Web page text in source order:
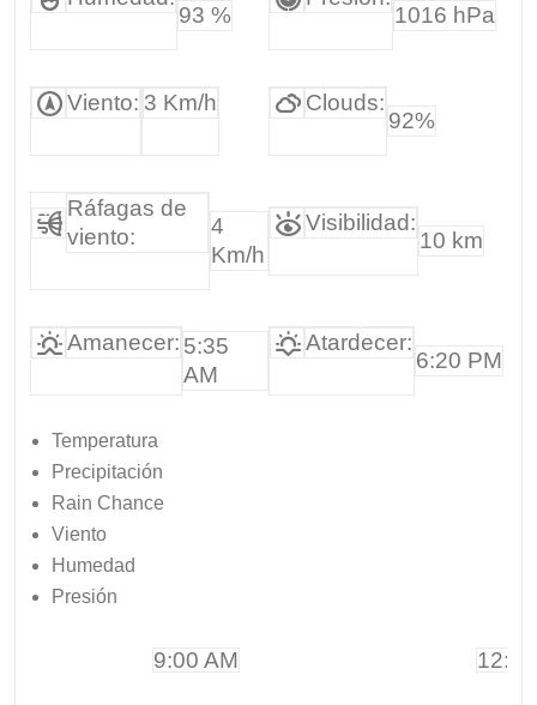
93 % 1016 hPa
Viento: 3 Km/h Clouds:
92%
Ráfagas de
viento:
4
Km/h
Visibilidad:
10 km
Amanecer: 5:35
AM
Atardecer:
6:20 PM
Temperatura
Precipitación
Rain Chance
Viento
Humedad
Presión
9:00 AM